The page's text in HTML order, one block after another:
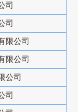
司
司
限公司
限公司
公司
司